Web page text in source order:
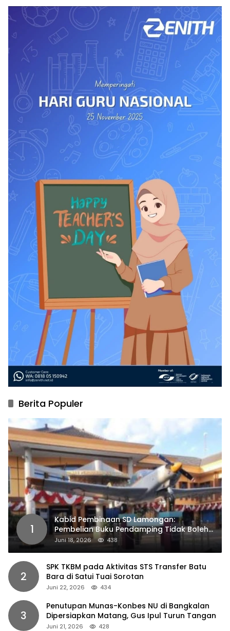
Berita Populer
1
Kabid Pembinaan SD Lamongan:
Pembelian Buku Pendamping Tidak Boleh
Dipaksakan
Juni 18, 2026 438
2
SPK TKBM pada Aktivitas STS Transfer Batu
Bara di Satui Tuai Sorotan
Juni 22, 2026 434
3
Penutupan Munas-Konbes NU di Bangkalan
Dipersiapkan Matang, Gus Ipul Turun Tangan
Juni 21, 2026 428